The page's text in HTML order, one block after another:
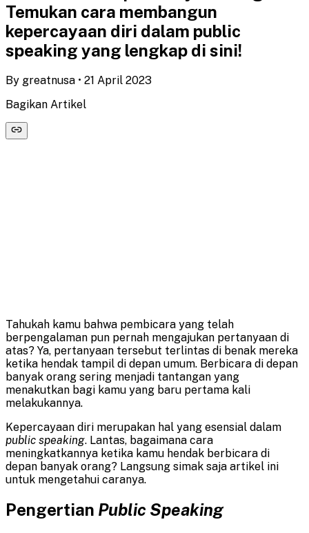
Temukan cara membangun
kepercayaan diri dalam public
speaking yang lengkap di sini!
By greatnusa • 21 April 2023
Bagikan Artikel
Tahukah kamu bahwa pembicara yang telah
berpengalaman pun pernah mengajukan pertanyaan di
atas? Ya, pertanyaan tersebut terlintas di benak mereka
ketika hendak tampil di depan umum. Berbicara di depan
banyak orang sering menjadi tantangan yang
menakutkan bagi kamu yang baru pertama kali
melakukannya.
Kepercayaan diri merupakan hal yang esensial dalam
public speaking. Lantas, bagaimana cara
meningkatkannya ketika kamu hendak berbicara di
depan banyak orang? Langsung simak saja artikel ini
untuk mengetahui caranya.
Pengertian Public Speaking